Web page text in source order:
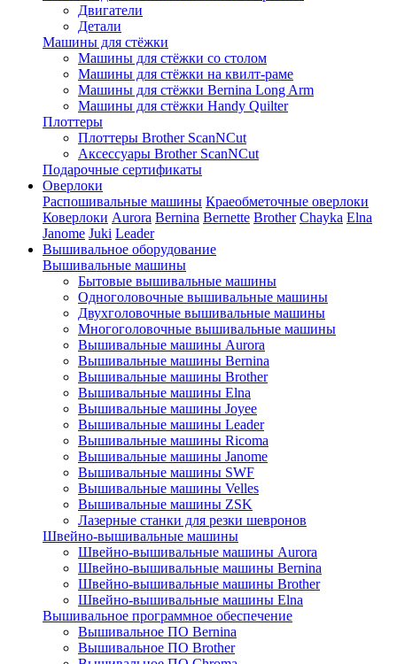
Двигатели
Детали
Машины для стёжки
Машины для стёжки со столом
Машины для стёжки на квилт-раме
Машины для стёжки Bernina Long Arm
Машины для стёжки Handy Quilter
Плоттеры
Плоттеры Brother ScanNCut
Аксессуары Brother ScanNCut
Подарочные сертификаты
Оверлоки
Распошивальные машины Краеобметочные оверлоки
Коверлоки Aurora Bernina Bernette Brother Chayka Elna
Janome Juki Leader
Вышивальное оборудование
Вышивальные машины
Бытовые вышивальные машины
Одноголовочные вышивальные машины
Двухголовочные вышивальные машины
Многоголовочные вышивальные машины
Вышивальные машины Aurora
Вышивальные машины Bernina
Вышивальные машины Brother
Вышивальные машины Elna
Вышивальные машины Joyee
Вышивальные машины Leader
Вышивальные машины Ricoma
Вышивальные машины Janome
Вышивальные машины SWF
Вышивальные машины Velles
Вышивальные машины ZSK
Лазерные станки для резки шевронов
Швейно-вышивальные машины
Швейно-вышивальные машины Aurora
Швейно-вышивальные машины Bernina
Швейно-вышивальные машины Brother
Швейно-вышивальные машины Elna
Вышивальное программное обеспечение
Вышивальное ПО Bernina
Вышивальное ПО Brother